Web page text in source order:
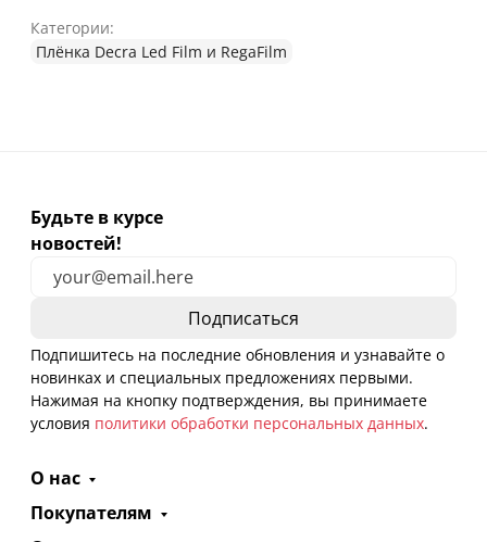
Категории:
Плёнка Decra Led Film и RegaFilm
Будьте в курсе
новостей!
Подпишитесь на последние обновления и узнавайте о
новинках и специальных предложениях первыми.
Нажимая на кнопку подтверждения, вы принимаете
условия политики обработки персональных данных.
О нас
Покупателям